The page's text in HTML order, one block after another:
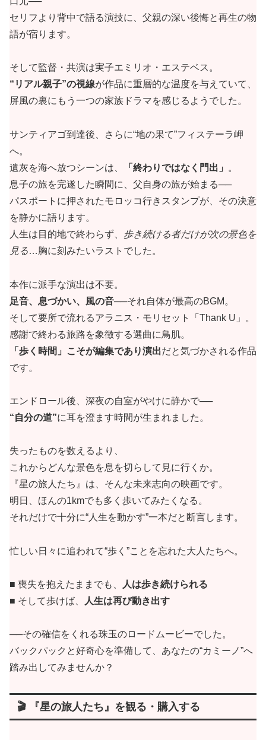
セリフより背中で語る演技に、父親の深い後悔と再生の物
語が宿ります。
そして監督・共演は実子エミリオ・エステベス。
“リアル親子”の視線が作品に重層的な温度を与えていて、
屏風の裏にもう一つの家族ドラマを感じるようでした。
サンティアゴ到達後、さらに“地の果て”フィステーラ岬
へ。
遺灰を海へ放つシーンは、
「終わりではなく門出」
。
息子の旅を完遂した瞬間に、父自身の旅が始まる──
パスポートに押されたモロッコ行きスタンプが、その決意
を静かに語ります。
人生は目的地で終わらず、 歩き続ける者だけが次の景色を
見る…胸に刻みたいラストでした。
本作に派手な演出は不要。
足音、息づかい、風の音──それ自体が最高のBGM。
そして要所で流れるアラニス・モリセット「Thank U」。
感謝で終わる旅路を象徴する選曲に鳥肌。
「歩く時間」こそが編集であり演出だと気づかされる作品
です。
エンドロール後、深夜の自室がやけに静かで──
“自分の道”に耳を澄ます時間が生まれました。
失ったものを数えるより、
これからどんな景色を息を切らして見に行くか。
『星の旅人たち』は、そんな未来志向の映画です。
明日、ほんの1kmでも多く歩いてみたくなる。
それだけで十分に“人生を動かす”一本だと断言します。
忙しい日々に追われて“歩く”ことを忘れた大人たちへ。
■ 喪失を抱えたままでも、
人は歩き続けられる
■ そして歩けば、
人生は再び動き出す
──その確信をくれる珠玉のロードムービーでした。
バックパックと好奇心を準備して、あなたの“カミーノ”へ
踏み出してみませんか？
🎬 『星の旅人たち』を観る・購入する